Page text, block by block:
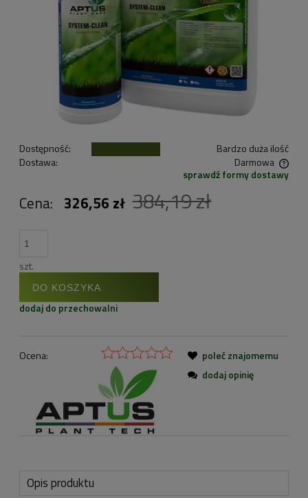
Dostępność:
Bardzo duża ilość
Dostawa:
Darmowa
Cena nie zawiera ewentualnych kosztów płatnościsprawdź formy dostawy
Cena: 326,56 zł 384,19 zł
szt.
DO KOSZYKA
dodaj do przechowalni
Ocena:
poleć znajomemu
dodaj opinię
Opis produktu